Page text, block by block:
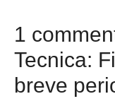
1
Tecnica:
breve